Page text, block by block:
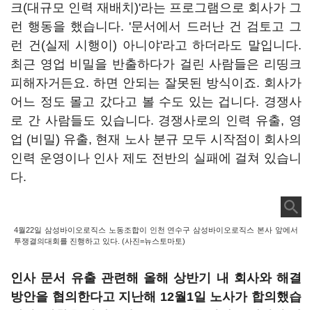
크(대규모 인력 재배치)'라는 프로그램으로 회사가 그
런 행동을 했습니다. '문서에서 드러난 건 검토고 그
런 건(실제 시행이) 아니야'라고 하더라도 말입니다.
최근 영업 비밀을 반출하다가 걸린 사람들은 리띵크
피해자거든요. 하면 안되는 잘못된 방식이죠. 회사가
어느 정도 몰고 갔다고 볼 수도 있는 겁니다. 경쟁사
로 간 사람들도 있습니다. 경쟁사로의 인력 유출, 영
업 (비밀) 유출, 현재 노사 분규 모두 시작점이 회사의
인력 운영이나 인사 제도 전반의 실패에 걸쳐 있습니
다.
4월22일 삼성바이오로직스 노동조합이 인천 연수구 삼성바이오로직스 본사 앞에서
투쟁결의대회를 진행하고 있다. (사진=뉴스토마토)
인사 문서 유출 관련해 올해 상반기 내 회사와 해결
방안을 협의한다고 지난해 12월1일 노사가 합의했습